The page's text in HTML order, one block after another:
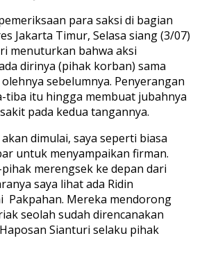
para saksi di bagian
Jakarta Timur, Selasa siang (3/07)
menuturkan bahwa aksi
dirinya (pihak korban) sama
sebelumnya. Penyerangan
tiba itu hingga membuat jubahnya
pada kedua tangannya.
dimulai, saya seperti biasa
untuk menyampaikan firman.
merengsek ke depan dari
saya lihat ada Ridin
Pakpahan. Mereka mendorong
seolah sudah direncanakan
Sianturi selaku pihak